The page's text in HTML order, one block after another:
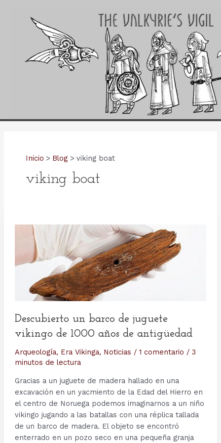
Inicio Blog viking boat
viking boat
Descubierto un barco de juguete
vikingo de 1000 años de antigüedad
Arqueología, Era Vikinga, Noticias / 1 comentario / 3
minutos de lectura
Gracias a un juguete de madera hallado en una
excavación en un yacmiento de la Edad del Hierro en
el centro de Noruega podemos imaginarnos a un niño
vikingo jugando a las batallas con una réplica tallada
de un barco de madera. El objeto se encontró
enterrado en un pozo seco en una pequeña granja